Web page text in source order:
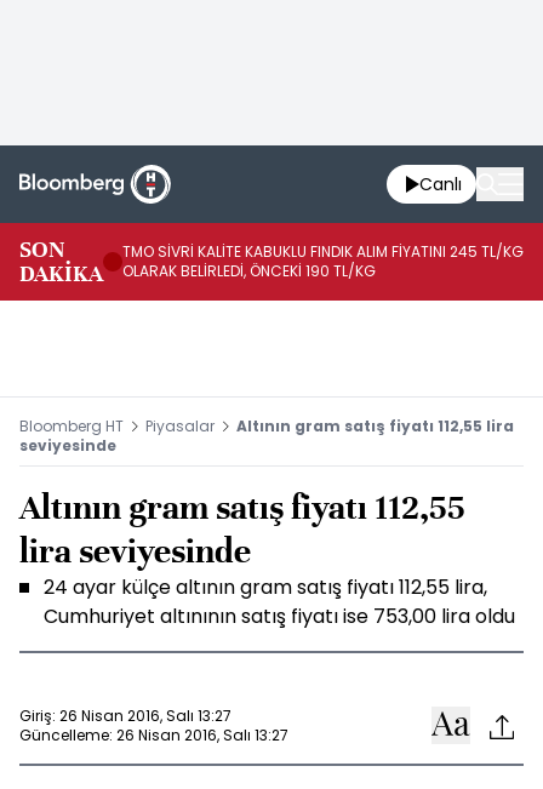
Canlı
SON
DAKİKA
TMO SİVRİ KALİTE KABUKLU FINDIK ALIM FİYATINI 245 TL/KG
OLARAK BELİRLEDİ, ÖNCEKİ 190 TL/KG
Bloomberg HT Piyasalar
Altının gram satış fiyatı 112,55 lira
seviyesinde
Altının gram satış fiyatı 112,55
lira seviyesinde
24 ayar külçe altının gram satış fiyatı 112,55 lira,
Cumhuriyet altınının satış fiyatı ise 753,00 lira oldu
Giriş: 26 Nisan 2016, Salı 13:27
Güncelleme: 26 Nisan 2016, Salı 13:27